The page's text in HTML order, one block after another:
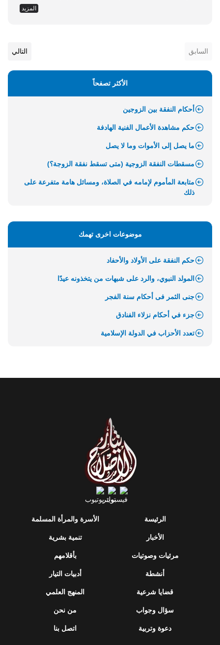
ذلك، ومن الصور المتفق على كونها كفرا: الانضمام تحت لواء
الكفار، لحرب المسلمين، وكسـر شوكتهم؛ مع كون القيادة في
المزيد
السابق التالي
الأكثر تصفحاً
أحكام النفقة بين الزوجين
حكم مشاهدة الأعمال الفنية الهادفة
ما يصل إلى الأموات وما لا يصل
مسقطات النفقة الزوجية (متى تسقط نفقة الزوجة؟)
متابعة المأموم لإمامه في الصلاة، ومسائل هامة متفرعة على
ذلك
موضوعات اخرى تهمك
حكم النفقة على الأولاد والأحفاد
المولد النبوي، والرد على شبهات من يتخذونه عيدًا
جنى الثمر فى أحكام سنة الفجر
جزء في أحكام نزلاء الفنادق
تعدد الأحزاب في الدولة الإسلامية
الرئيسة
الأخبار
مرئيات وصوتيات
أنشطة
قضايا شرعية
سؤال وجواب
دعوة وتربية
الأسرة والمرأة المسلمة
تنمية بشرية
بأقلامهم
أدبيات التيار
المنهج العلمي
من نحن
اتصل بنا